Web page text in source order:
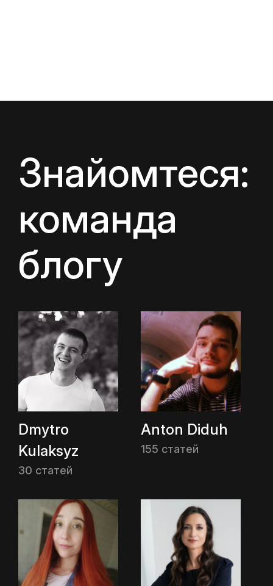
Знайомтеся:
команда
блогу
Dmytro
Kulaksyz
30 статей
Anton Diduh
155 статей